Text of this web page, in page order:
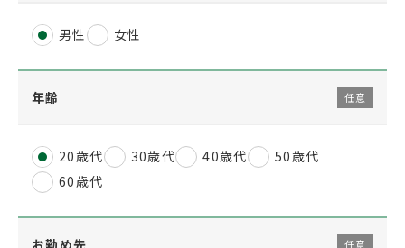
男性 女性
年齢 任意
20歳代 30歳代 40歳代
50歳代
60歳代
お勤め先 任意